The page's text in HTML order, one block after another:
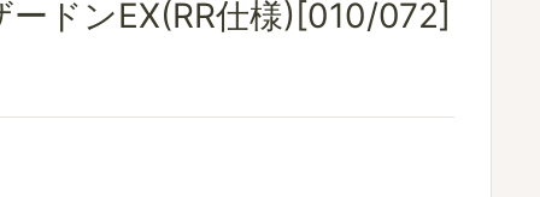
ードンEX(RR仕様)[010/072]